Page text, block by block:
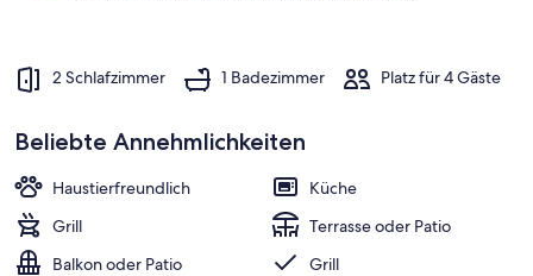
2 Schlafzimmer 1 Badezimmer Platz für 4 Gäste
Beliebte Annehmlichkeiten
Haustierfreundlich
Küche
Grill
Terrasse oder Patio
Balkon oder Patio
Grill